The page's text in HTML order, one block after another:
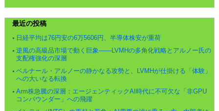
最近の投稿
日経平均は76円安の6万5606円、半導体株安が重荷
逆風の高級品市場で動く巨象――LVMHの多角化戦略とアルノー氏の
支配権強化の深層
ベルナール・アルノーの静かなる攻勢と、LVMHが仕掛ける「体験」
への大いなる転換
Arm株急騰の深層：エージェンティックAI時代に不可欠な「非GPU
コンパウンダー」への飛躍